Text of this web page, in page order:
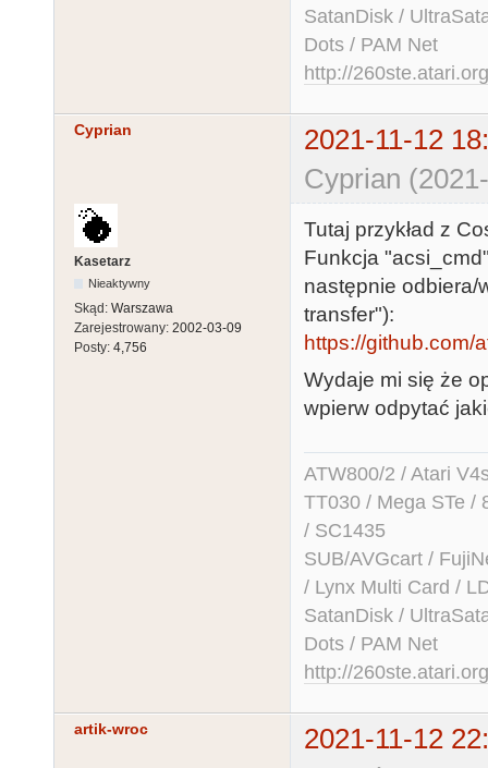
SatanDisk /
Dots / PAM Net
http://260ste.atari.org
Cyprian
2021-11-12
Cyprian
Kasetarz
Nieaktywny
Skąd: Warszawa
Zarejestrowany: 2002-03-09
Posty: 4,756
Tutaj przykład z
Funkcja
następnie odbiera/
transfer"):
https://github.com/
Wydaje mi się że
wpierw odpytać
ATW800/2 / Atari
TT030 / Mega STe /
/ SC1435
SUB/AVGcart /
/ Lynx Multi Card /
SatanDisk /
Dots / PAM Net
http://260ste.atari.org
artik-wroc
2021-11-12